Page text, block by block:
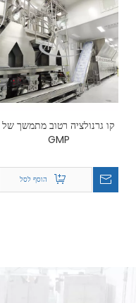
קו גרנולציה רטוב מתמשך של
GMP
הוסף לסל